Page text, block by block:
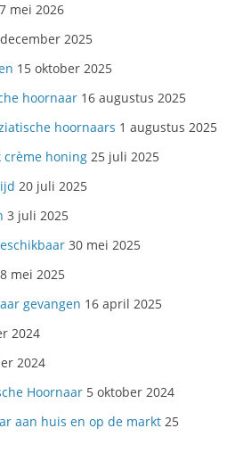
mei 2026
2025
15 oktober 2025
hoornaar 16 augustus 2025
hoornaars 1 augustus 2025
crème honing 25 juli 2025
20 juli 2025
3 juli 2025
30 mei 2025
mei 2025
gevangen 16 april 2025
2024
2024
Hoornaar 5 oktober 2024
aan huis en op de markt 25